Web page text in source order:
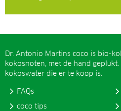
Dr. Antonio Martins coco is bio-
kokosnoten, met de hand
kokoswater die er te koop is.
FAQs
coco tips